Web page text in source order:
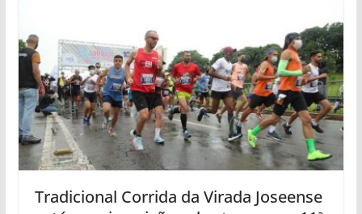
Tradicional Corrida da Virada Joseense